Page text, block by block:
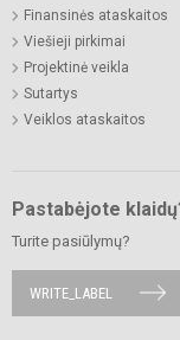
Finansinės ataskaitos
Viešieji pirkimai
Projektinė veikla
Sutartys
Veiklos ataskaitos
Pastabėjote
Turite pasiūlymų?
WRITE_LABEL